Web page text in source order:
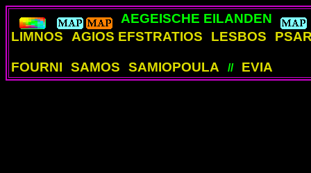
AEGEISCHE EILANDEN
LIMNOS AGIOS EFSTRATIOS LESBOS
FOURNI SAMOS SAMIOPOULA // EVIA